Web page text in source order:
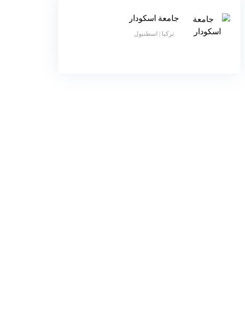
جامعة اسكودار
تركيا | اسطنبول